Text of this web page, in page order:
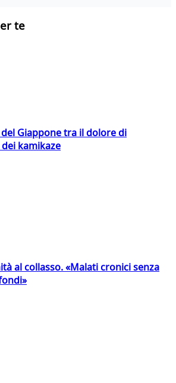
te
Giappone tra il dolore di
kamikaze
al collasso. «Malati cronici senza